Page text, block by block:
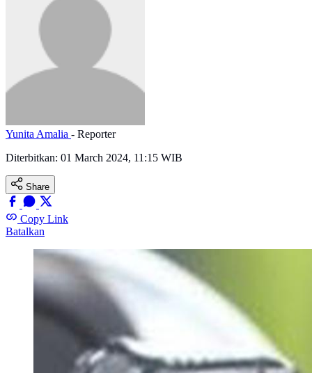
Yunita Amalia - Reporter
Diterbitkan: 01 March 2024, 11:15 WIB
Share
Copy Link
Batalkan